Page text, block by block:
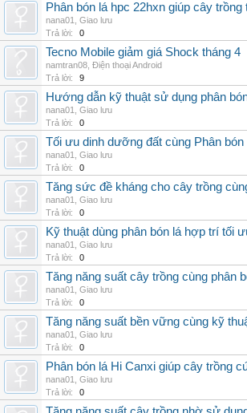
Phân bón lá hpc 22hxn giúp cây
nana01
Giao lưu
Trả lời:
0
Tecno Mobile giảm giá Shock tháng 4
namtran08 Điện thoại Android
Trả lời:
9
Hướng dẫn kỹ thuật sử dụng phân
nana01
Giao lưu
Trả lời:
0
Tối ưu dinh dưỡng đất cùng Phân
nana01
Giao lưu
Trả lời:
0
Tăng sức đề kháng cho cây trồng
nana01
Giao lưu
Trả lời:
0
Kỹ thuật dùng phân bón lá hợp trí tối
nana01
Giao lưu
Trả lời:
0
Tăng năng suất cây trồng cùng phân
nana01
Giao lưu
Trả lời:
0
Tăng năng suất bền vững cùng kỹ
nana01
Giao lưu
Trả lời:
0
Phân bón lá Hi Canxi giúp cây trồng
nana01
Giao lưu
Trả lời:
0